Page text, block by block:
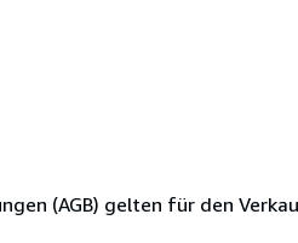
(AGB) gelten für den